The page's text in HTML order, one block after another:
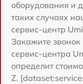
оборудования и
таких случаях
сервис-центр
Закажите
сервис-центра
определит
Z.